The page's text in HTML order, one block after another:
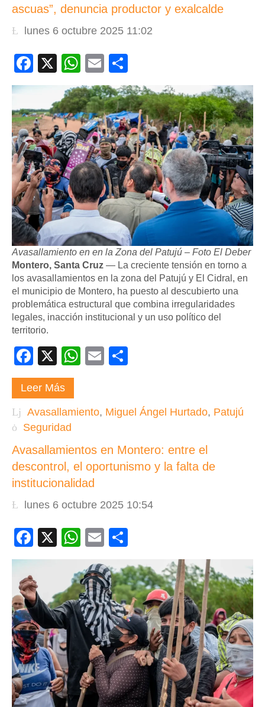
ascuas”, denuncia productor y exalcalde
lunes 6 octubre 2025 11:02
Facebook
X WhatsApp
Email
Avasallamiento en en la Zona del Patujú – Foto El Deber
Montero, Santa Cruz — La creciente tensión en torno a
los avasallamientos en la zona del Patujú y El Cidral, en
el municipio de Montero, ha puesto al descubierto una
problemática estructural que combina irregularidades
legales, inacción institucional y un uso político del
territorio.
Facebook
X WhatsApp
Email
Leer Más
Avasallamiento, Miguel Ángel Hurtado, Patujú
Seguridad
Avasallamientos en Montero: entre el
descontrol, el oportunismo y la falta de
institucionalidad
lunes 6 octubre 2025 10:54
Facebook
X WhatsApp
Email